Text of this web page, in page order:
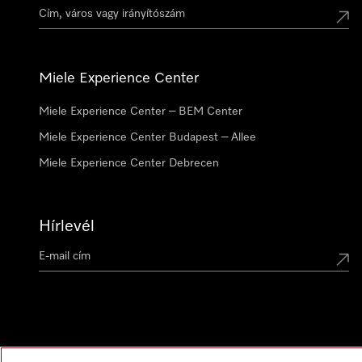
Miele Experience Center
Miele Experience Center – BEM Center
Miele Experience Center Budapest – Allee
Miele Experience Center Debrecen
Hírlevél